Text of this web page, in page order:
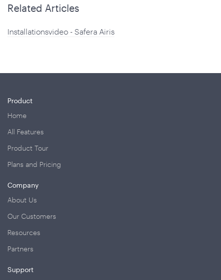
Related Articles
Installationsvideo - Safera Airis
Product
Home
All Features
Product Tour
Plans and Pricing
Company
About Us
Our Customers
Resources
Partners
Support